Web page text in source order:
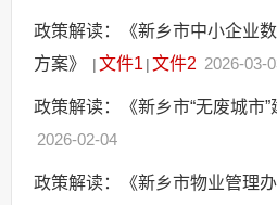
食品药品安全
政府公报
决策公开
政策解读：《新乡市中小企业
方案》
|文件1 |文件2 2026-03-
政策解读：《新乡市“无废城市”
2026-02-04
政策解读：《新乡市物业管理办